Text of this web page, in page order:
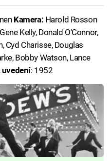
Kamera: Harold Rosson
Gene Kelly, Donald O'Connor,
Cyd Charisse, Douglas
Bobby Watson, Lance
uvedení: 1952